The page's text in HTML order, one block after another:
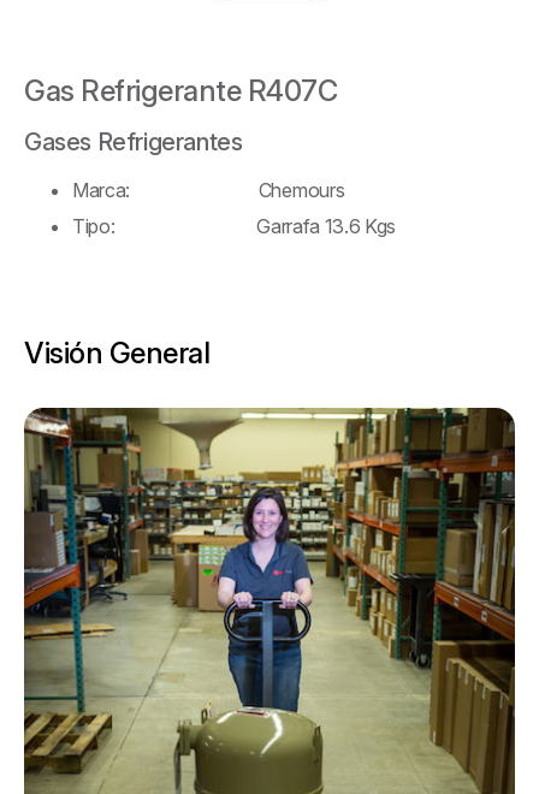
Gas Refrigerante R407C
Gases Refrigerantes
Marca: Chemours
Tipo: Garrafa 13.6 Kgs
Visión General